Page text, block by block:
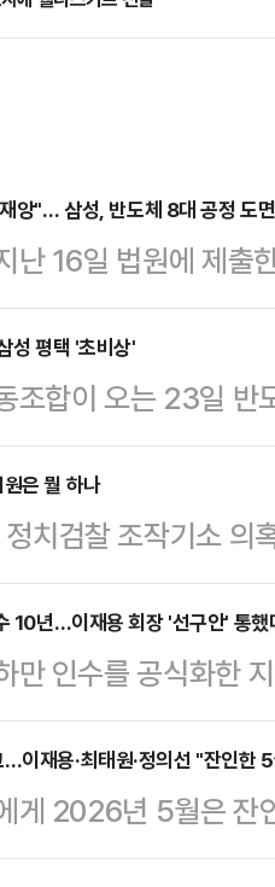
앙"… 삼성, 반도체 8대 공정 도
난 16일 법원에 제출
감을 뒷받침하는 총
으로 확인됐다. 삼
수 있는 경제적·물
전자 기흥·평택 공
을 증거로 제출하며
의 피해가 발생한다
번…
성 평택 '초비상'
조합이 오는 23일 반
의대회를 연다. 최근
, 이번 집회가 노조의
. 업계는 물론 글로벌
.22일 업계에 따르면
포함해 최대 3만
전체 조합원의 절
는 규…
은 뭘 하나
정치검찰 조작기소 의
. 이미 법원에 넘겨
‘조작기소 의혹사
를 벌이는 것인지 도
굳이 국정조사라는
기소’라고 평가할
무효를 선언하는 법
법이라…
10년…이재용 회장 '선구안' 통했
만 인수를 공식화한
과 오디오를 양축으
하며 미래 성장동력
함께 새롭게 주목
11월 약 80억달러(
이재용·최태원·정의선 "잔인한
게 2026년 5월은 잔
은 견조하고 인도와